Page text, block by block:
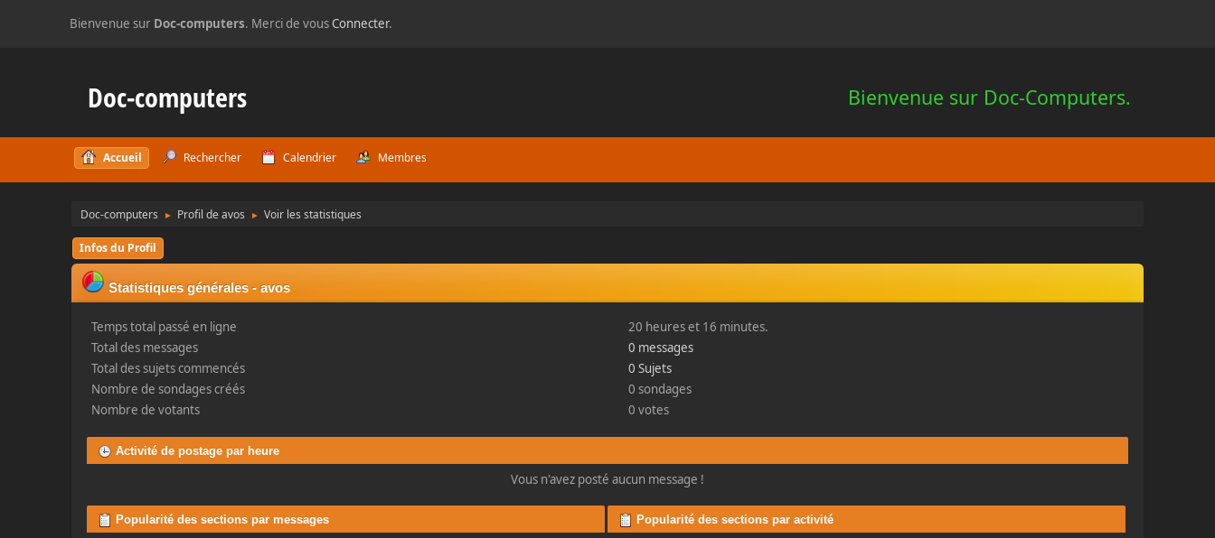
Bienvenue sur Doc-computers. Merci de vousConnecter.
Bienvenue sur Doc-Computers.
Doc-computers
Accueil Rechercher Calendrier Membres
Doc-computers ► Profil de avos ► Voir les statistiques
Infos du Profil
Statistiques générales - avos
Temps total passé en ligne
20 heures et 16 minutes.
Total des messages
0 messages
Total des sujets commencés
0 Sujets
Nombre de sondages créés
0 sondages
Nombre de votants
0 votes
Activité de postage par heure
Vous n'avez posté aucun message !
Popularité des sections par messages Popularité des sections par activité